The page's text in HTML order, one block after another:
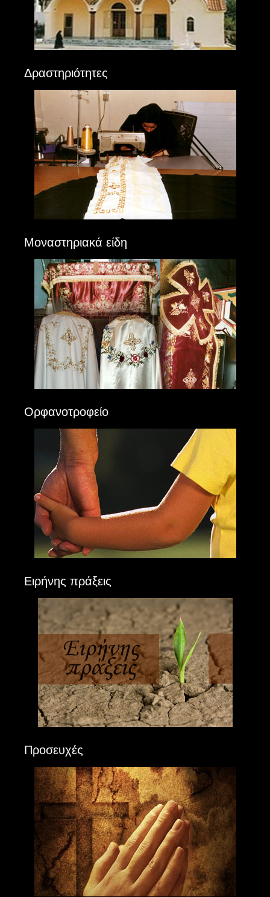
Δραστηριότητες
Μοναστηριακά είδη
Ορφανοτροφείο
Ειρήνης πράξεις
Προσευχές